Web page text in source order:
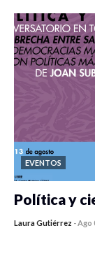
EVENTOS
Política y
Laura Gutiérrez - Ago